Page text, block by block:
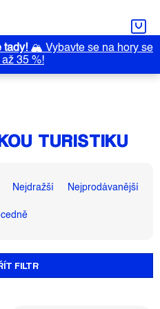
tady!🏔️ Vybavte se na hory se
35 %!
TURISTIKU
Nejdražší Nejprodávanější
FILTR